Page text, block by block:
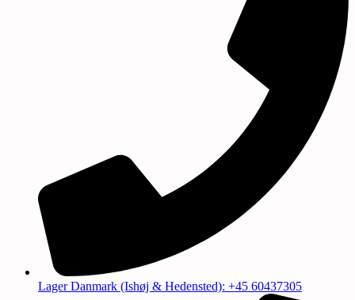
Lager Danmark (Ishøj & Hedensted): +45 60437305